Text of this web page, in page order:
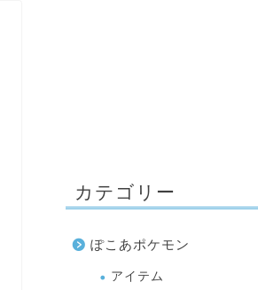
カテゴリー
ぽこあポケモン
アイテム